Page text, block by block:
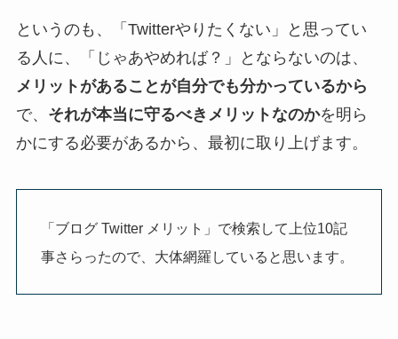
というのも、「Twitterやりたくない」と思ってい
る人に、「じゃあやめれば？」とならないのは、
メリットがあることが自分でも分かっているから
で、 それが本当に守るべきメリットなのかを明ら
かにする必要があるから、最初に取り上げます。
「ブログ Twitter メリット」で検索して上位10記
事さらったので、大体網羅していると思います。